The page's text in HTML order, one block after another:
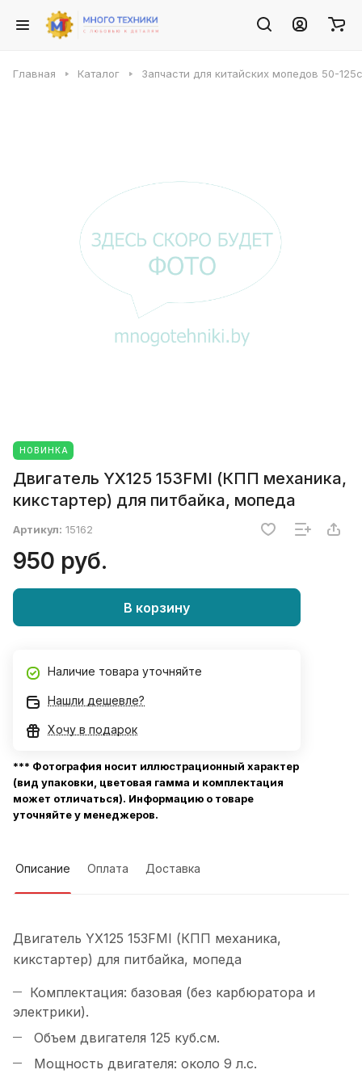
Главная Каталог Запчасти для китайских мопедов 50-
НОВИНКА
Двигатель YX125 153FMI (КПП механика,
кикстартер) для питбайка, мопеда
Артикул: 15162
950 руб.
В корзину
Наличие товара уточняйте
Нашли дешевле?
Хочу в подарок
*** Фотография носит иллюстрационный характер
(вид упаковки, цветовая гамма и комплектация
может отличаться). Информацию о товаре
уточняйте у менеджеров.
Описание Оплата Доставка
Двигатель YX125 153FMI (КПП механика,
кикстартер) для питбайка, мопеда
Комплектация: базовая (без карбюратора и
электрики).
Объем двигателя 125 куб.см.
Мощность двигателя: около 9 л.с.